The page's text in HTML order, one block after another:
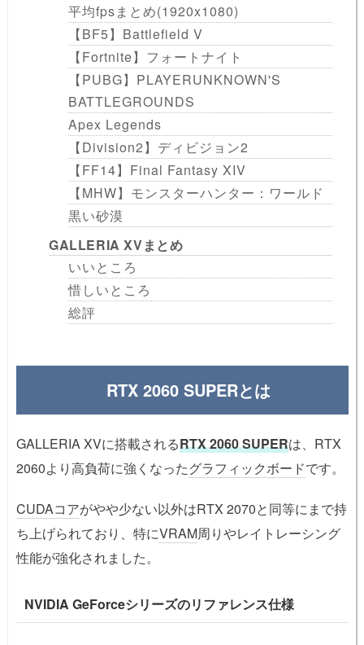
平均fpsまとめ(1920x1080)
【BF5】Battlefield V
【Fortnite】フォートナイト
【PUBG】PLAYERUNKNOWN'S
BATTLEGROUNDS
Apex Legends
【Division2】ディビジョン2
【FF14】Final Fantasy XIV
【MHW】モンスターハンター：ワールド
黒い砂漠
GALLERIA XVまとめ
いいところ
惜しいところ
総評
RTX 2060 SUPERとは
GALLERIA XVに搭載されるRTX 2060 SUPERは、RTX
2060より高負荷に強くなったグラフィックボードです。
CUDAコアがやや少ない以外はRTX 2070と同等にまで持
ち上げられており、特にVRAM周りやレイトレーシング
性能が強化されました。
NVIDIA GeForceシリーズのリファレンス仕様